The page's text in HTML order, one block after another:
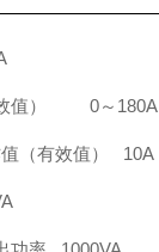
效值） 0～180A
（有效值） 10A